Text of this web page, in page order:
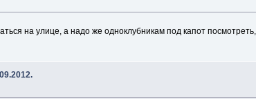
на улице, а надо же одноклубникам под капот